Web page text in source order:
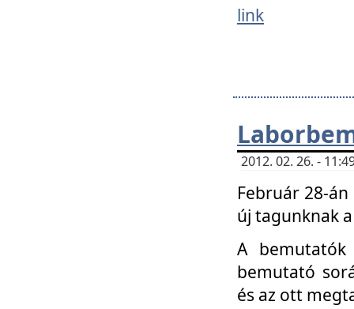
link
2012. 02. 26. -
Február 28-
új tagunknak
A
bemutató
és az ott